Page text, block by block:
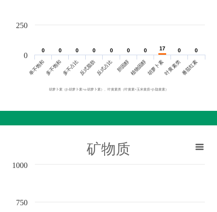
胡萝卜素（β-胡萝卜素+α-胡萝卜素）、叶黄素类（叶黄素+玉米黄质+β-隐黄素）
0
0 0
0 0
0 0
0 0
0 0
0 0
0 17
17 0
0 0
0
单不饱和多不饱和多不占比反式脂肪反式占比 胆固醇植物固醇胡萝卜素叶黄素类番茄红素
0
250
矿物质
750
1000